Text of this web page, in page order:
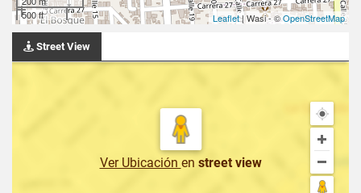
500 ft
Leaflet| Wasi - ©OpenStreetMap
Street View
Ver Ubicación en street view